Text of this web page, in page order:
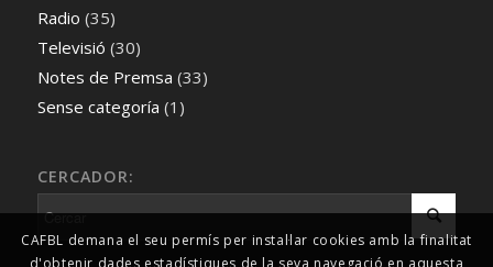
Radio (35)
Televisió (30)
Notes de Premsa (33)
Sense categoría (1)
CERCADOR:
CAFBL demana el seu permís per instal·lar cookies amb la finalitat